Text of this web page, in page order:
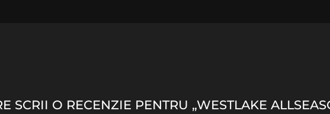
SCRII O RECENZIE PENTRU „WESTLAKE